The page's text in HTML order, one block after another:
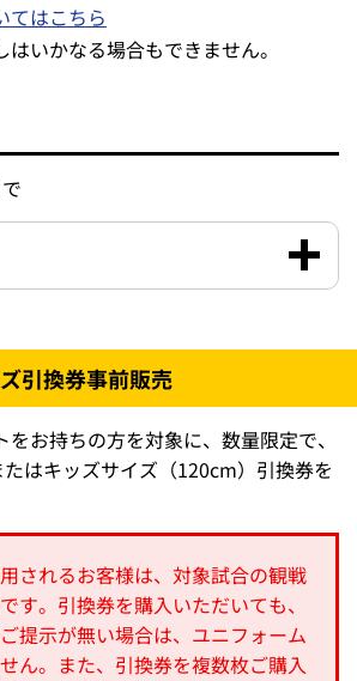
てはこちら
いかなる場合もできません。
引換券事前販売
お持ちの方を対象に、数量限定で、
はキッズサイズ（120cm）引換券を
されるお客様は、対象試合の観戦
す。引換券を購入いただいても、
提示が無い場合は、ユニフォーム
ん。また、引換券を複数枚ご購入